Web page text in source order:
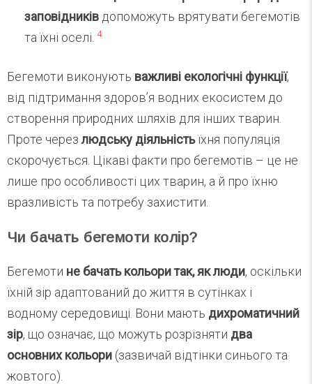
заповідників допоможуть врятувати бегемотів
та їхні оселі. 4
Бегемоти виконують важливі екологічні функції,
від підтримання здоров’я водних екосистем до
створення природних шляхів для інших тварин.
Проте через людську діяльністьїхня популяція
скорочується. Цікаві факти про бегемотів – це не
лише про особливості цих тварин, а й про їхню
вразливість та потребу захистити.
Чи бачать бегемоти колір?
Бегемоти не бачать кольори так, як люди, оскільки
їхній зір адаптований до життя в сутінках і
водному середовищі. Вони мають дихроматичний
зір, що означає, що можуть розрізняти два
основних кольори (зазвичай відтінки синього та
жовтого).